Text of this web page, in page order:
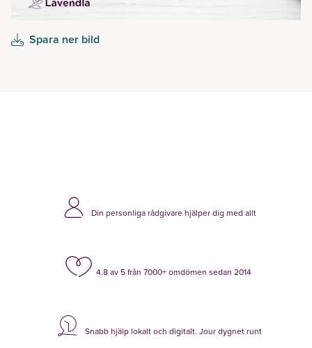
Spara ner bild
Din personliga rådgivare hjälper dig med allt
4.8 av 5 från 7000+ omdömen sedan 2014
Snabb hjälp lokalt och digitalt. Jour dygnet runt